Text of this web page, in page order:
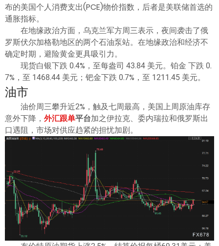
布的美国个人消费支出(PCE)物价指数，后者是美联储首选的
通胀指标。
在地缘政治方面，乌克兰军方周三表示，夜间袭击了俄
罗斯伏尔加格勒地区的两个石油泵站。在地缘政治和经济不
确定时期，避险黄金更具吸引力。
现货白银下跌 0.4%，至每盎司 43.84 美元。铂金 下跌 0.
7%，至 1468.44 美元；钯金下跌 0.7%，至 1211.45 美元。
油市
油价周三攀升近2%，触及七周最高，美国上周原油库存
意外下降， 外汇跟单平台加之伊拉克、委内瑞拉和俄罗斯出
口遇阻，市场对供应趋紧的担忧加剧。